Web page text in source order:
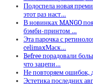
Подоспела новая
этот раз наст…
В новинках MANGO
бэмби-принтом …
Эта парочка с
celimaxМаск…
Befree порадовали
что зацепи…
Не повторяем ошибок,
Эстетика последних